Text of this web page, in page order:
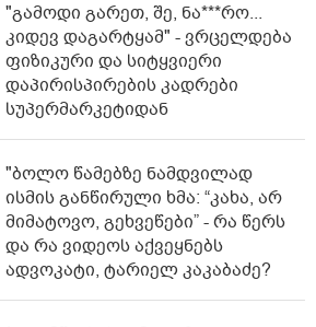
"გამოდი გარეთ, შე, ნა***რო...
კიდევ დაგარტყამ" - ვრცელდება
ფიზიკური და სიტყვიერი
დაპირისპირების კადრები
სუპერმარკეტიდან
"ბოლო წამებზე ნამდვილად
ისმის განწირული ხმა: “კახა, არ
მიმატოვო, გეხვეწები” - რა წერს
და რა ვიდეოს აქვეყნებს
ადვოკატი, ტარიელ კაკაბაძე?